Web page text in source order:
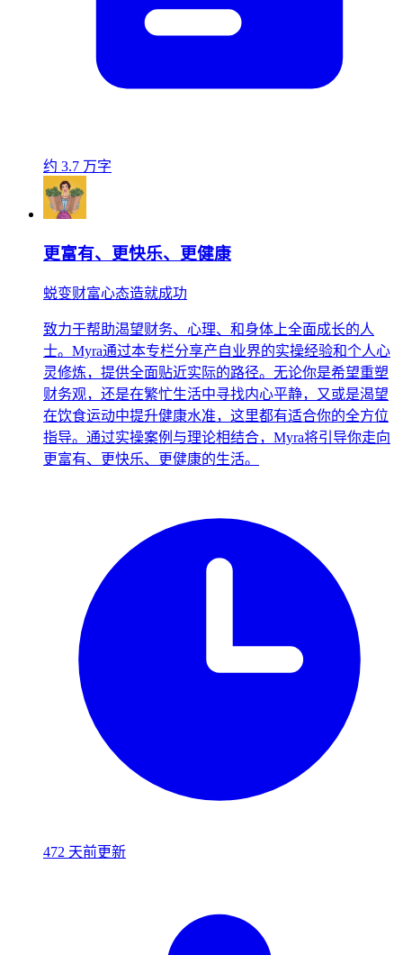
约 3.7 万字
更富有、更快乐、更健康
蜕变财富心态造就成功
致力于帮助渴望财务、心理、和身体上全面成长的人
士。Myra通过本专栏分享产自业界的实操经验和个人心
灵修炼，提供全面贴近实际的路径。无论你是希望重塑
财务观，还是在繁忙生活中寻找内心平静，又或是渴望
在饮食运动中提升健康水准，这里都有适合你的全方位
指导。通过实操案例与理论相结合，Myra将引导你走向
更富有、更快乐、更健康的生活。
472 天前更新